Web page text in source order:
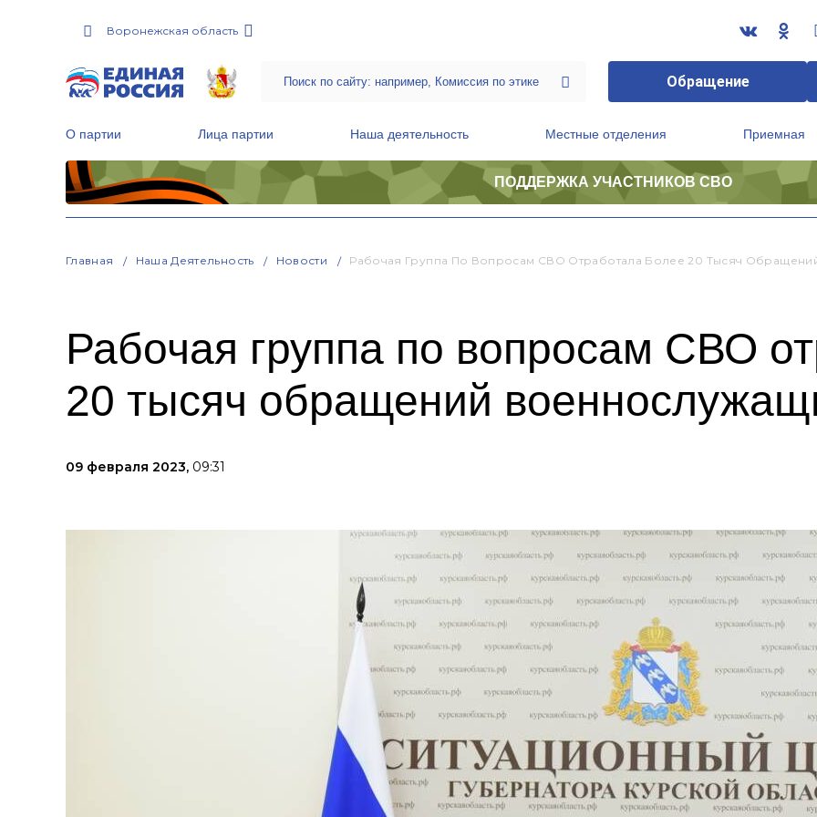
Воронежская область
Обращение
О партии Лица партии Наша деятельность Местные отделения Приемная
ПОДДЕРЖКА УЧАСТНИКОВ СВО
Главная Наша Деятельность Новости Рабочая Группа По Вопросам СВО Отработала Более 20 Тысяч
Рабочая группа по вопросам СВО
20 тысяч обращений
09 февраля 2023, 09:31